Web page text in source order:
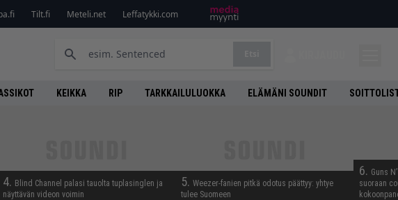
Tilt.fi Meteli.net Leffatykki.com
KEIKKA RIP TARKKAILULUOKKA ELÄMÄNI SOUNDIT
4. Blind Channel palasi tauolta tuplasinglen ja
näyttävän videon voimin
5. Weezer-fanien pitkä odotus päättyy: yhtye
tulee Suomeen
6. Guns
suoraan